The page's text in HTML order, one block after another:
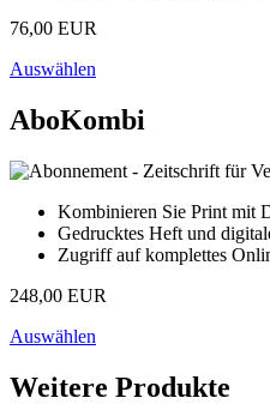
76,00 EUR
Auswählen
AboKombi
Kombinieren Sie Print mit
Gedrucktes Heft und
Zugriff auf komplettes
248,00 EUR
Auswählen
Weitere Produkte